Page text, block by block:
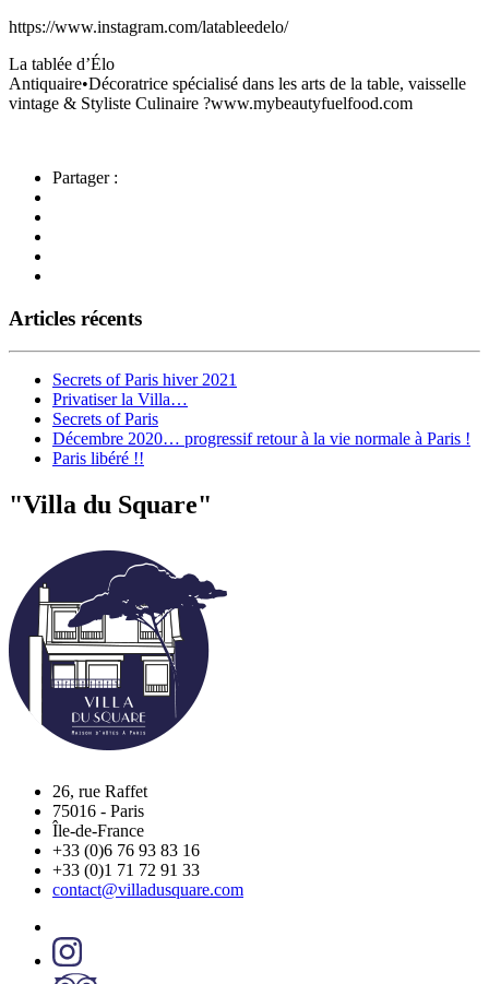
https://www.instagram.com/latableedelo/
La tablée d’Élo
Antiquaire•Décoratrice spécialisé dans les arts de la table, vaisselle
vintage & Styliste Culinaire ?www.mybeautyfuelfood.com
Partager :
Articles récents
Secrets of Paris hiver 2021
Privatiser la Villa…
Secrets of Paris
Décembre 2020… progressif retour à la vie normale à Paris !
Paris libéré !!
"Villa du Square"
26, rue Raffet
75016 - Paris
Île-de-France
+33 (0)6 76 93 83 16
+33 (0)1 71 72 91 33
contact@villadusquare.com